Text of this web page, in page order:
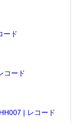
ード
コード
| レコード